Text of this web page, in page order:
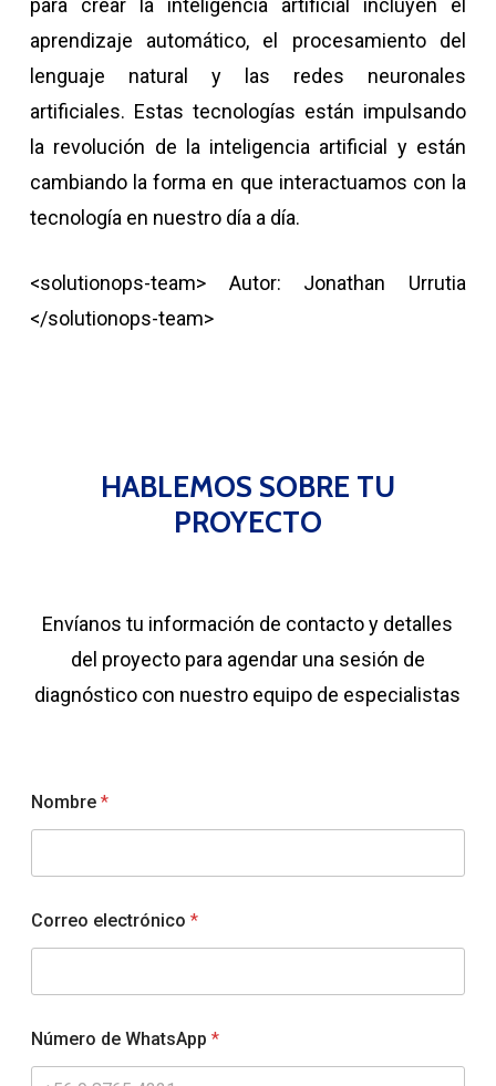
para crear la inteligencia artificial incluyen el
aprendizaje automático, el procesamiento del
lenguaje natural y las redes neuronales
artificiales. Estas tecnologías están impulsando
la revolución de la inteligencia artificial y están
cambiando la forma en que interactuamos con la
tecnología en nuestro día a día.
<solutionops-team> Autor: Jonathan Urrutia
</solutionops-team>
HABLEMOS SOBRE TU
PROYECTO
Envíanos tu información de contacto y detalles
del proyecto para agendar una sesión de
diagnóstico con nuestro equipo de especialistas
Nombre *
Correo electrónico *
Número de WhatsApp *